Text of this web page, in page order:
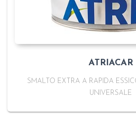
ATRIACAR
SMALTO EXTRA A RAPIDA
UNIVERSALE